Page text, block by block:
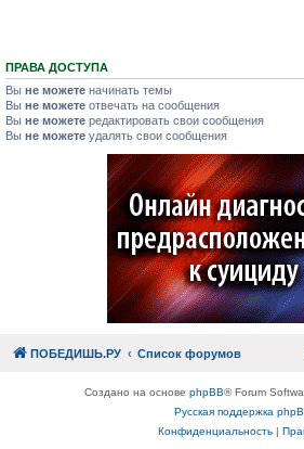
ПРАВА ДОСТУПА
Вы не можете начинать темы
Вы не можете отвечать на сообщения
Вы не можете редактировать свои сообщения
Вы не можете удалять свои сообщения
ПОБЕДИШЬ.РУ Список форумов
Создано на основе phpBB® Forum
Русская поддержка
Конфиденциальность|